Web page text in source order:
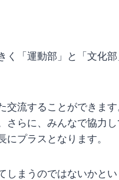
く「運動部」と「文化
交流することができま
らに、みんなで協力し
プラスとなります。
しまうのではないかと